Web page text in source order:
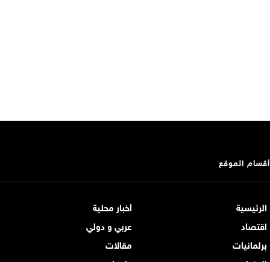
أقسام الموقع
الرئيسية
أخبار محلية
اقتصاد
عربي و دولي
برلمانيات
مقالات